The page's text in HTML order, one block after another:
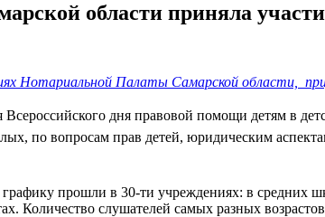
области приняла
Нотариальной Палаты Самарской области,
Всероссийского дня правовой помощи детям в
по вопросам прав детей, юридическим
прошли в 30-ти учреждениях: в средних
Количество слушателей самых разных